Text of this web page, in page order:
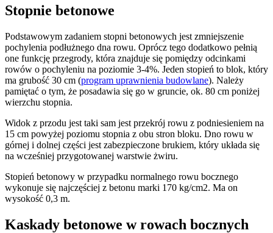
Stopnie betonowe
Podstawowym zadaniem stopni betonowych jest zmniejszenie
pochylenia podłużnego dna rowu. Oprócz tego dodatkowo pełnią
one funkcję przegrody, która znajduje się pomiędzy odcinkami
rowów o pochyleniu na poziomie 3-4%. Jeden stopień to blok, który
ma grubość 30 cm (program uprawnienia budowlane). Należy
pamiętać o tym, że posadawia się go w gruncie, ok. 80 cm poniżej
wierzchu stopnia.
Widok z przodu jest taki sam jest przekrój rowu z podniesieniem na
15 cm powyżej poziomu stopnia z obu stron bloku. Dno rowu w
górnej i dolnej części jest zabezpieczone brukiem, który układa się
na wcześniej przygotowanej warstwie żwiru.
Stopień betonowy w przypadku normalnego rowu bocznego
wykonuje się najczęściej z betonu marki 170 kg/cm2. Ma on
wysokość 0,3 m.
Kaskady betonowe w rowach bocznych